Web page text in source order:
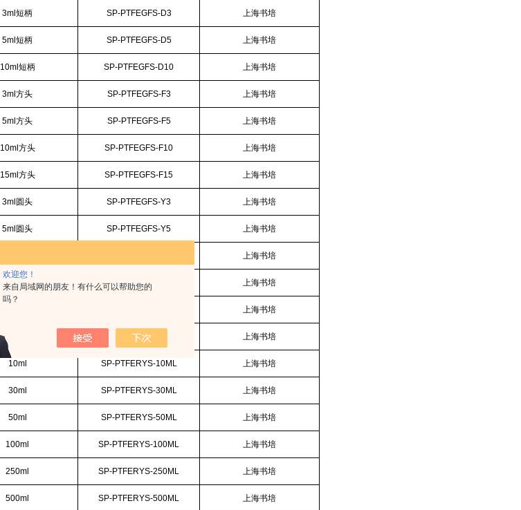
欢迎您！
来自局域网的朋友！有什么可以帮助您的
吗？
3ml短柄 SP-PTFEGFS-D3 上海书培
5ml短柄 SP-PTFEGFS-D5 上海书培
10ml短柄 SP-PTFEGFS-D10 上海书培
3ml方头 SP-PTFEGFS-F3 上海书培
5ml方头 SP-PTFEGFS-F5 上海书培
10ml方头 SP-PTFEGFS-F10 上海书培
15ml方头 SP-PTFEGFS-F15 上海书培
3ml圆头 SP-PTFEGFS-Y3 上海书培
5ml圆头 SP-PTFEGFS-Y5 上海书培
上海书培
15ml圆头 SP-PTFEGFS-Y15 上海书培
上海书培
SP-PTFERYS-5ML 上海书培
10ml SP-PTFERYS-10ML 上海书培
30ml SP-PTFERYS-30ML 上海书培
50ml SP-PTFERYS-50ML 上海书培
100ml SP-PTFERYS-100ML 上海书培
250ml SP-PTFERYS-250ML 上海书培
500ml SP-PTFERYS-500ML 上海书培